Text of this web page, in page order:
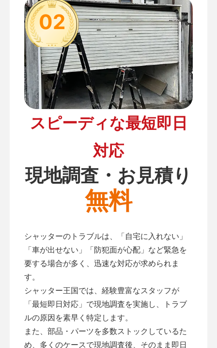
02
スピーディな最短即日
対応
現地調査・お見積り
無料
シャッターのトラブルは、「自宅に入れない」
「車が出せない」「防犯面が心配」など緊急を
要する場合が多く、迅速な対応が求められま
す。
シャッター王国では、経験豊富なスタッフが
「最短即日対応」で現地調査を実施し、トラブ
ルの原因を素早く特定します。
また、部品・パーツを多数ストックしているた
め、多くのケースで現地調査後、そのまま即日